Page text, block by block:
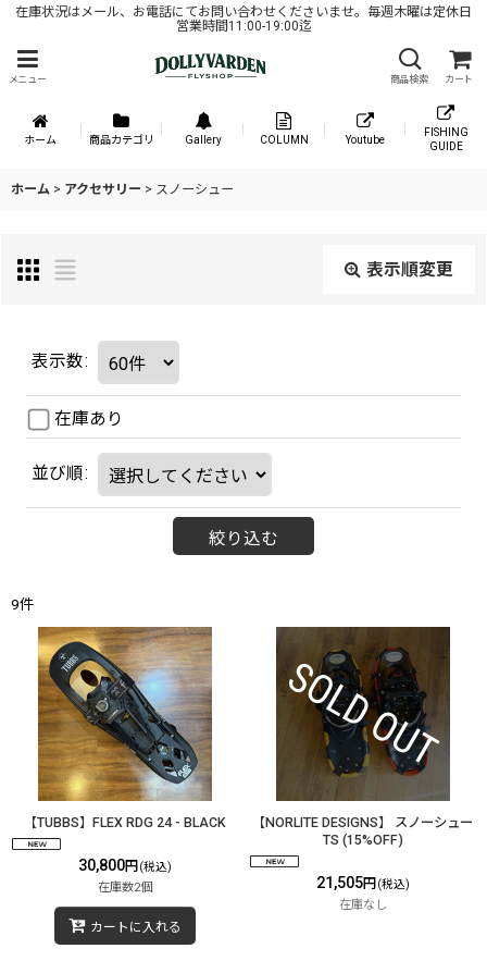
在庫状況はメール、お電話にてお問い合わせくださいませ。毎週木曜は定休日
営業時間11:00-19:00迄
メニュー 商品検索 カート
ホーム 商品カテゴリ Gallery COLUMN Youtube
FISHING
GUIDE
ホーム > アクセサリー > スノーシュー
表示順変更
表示数:
在庫あり
並び順:
絞り込む
9件
【TUBBS】FLEX RDG 24 - BLACK
30,800円 (税込)
在庫数2個
カートに入れる
【NORLITE DESIGNS】 スノーシュー
TS (15%OFF)
21,505円 (税込)
在庫なし